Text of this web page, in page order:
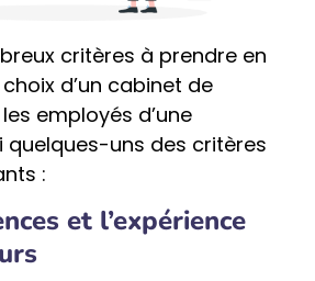
critères à prendre en
d’un cabinet de
employés d’une
quelques-uns des critères
:
et l’expérience